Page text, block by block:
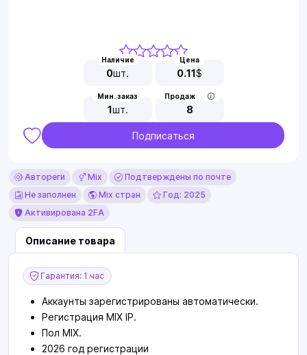
Наличие
0шт.
Цена
0.11$
Мин. заказ
1шт.
Продаж
8
Подписаться
Автореги Mix
Подтверждены по почте
Не заполнен
Mix стран
Год: 2025
Активирована 2FA
Описание товара
Гарантия: 1 час
Аккаунты зарегистрированы автоматически.
Регистрация MIX IP.
Пол МIX.
2026 год регистрации